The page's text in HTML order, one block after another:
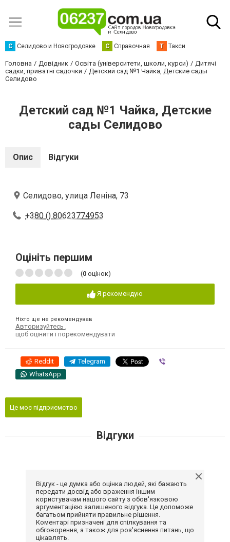
С Селидово и Новогродовке С Справочная Т Такси
Головна Довідник Освіта (університети, школи, курси)
Дитячі
садки, приватні садочки
Детский сад №1 Чайка, Детские сады
Селидово
Детский сад №1 Чайка, Детские
сады Селидово
Опис Відгуки
Селидово, улица Леніна, 73
+380 () 80623774953
Оцініть першим
(0 оцінок)
Я рекомендую
Ніхто ще не рекомендував
Авторизуйтесь
щоб оцінити і порекомендувати
Reddit Telegram
WhatsApp
Це моє підприємство
Відгуки
Відгук - це думка або оцінка людей, які бажають
передати досвід або враження іншим
користувачам нашого сайту з обов'язковою
аргументацією залишеного відгука. Це допоможе
багатьом прийняти правильне рішення.
Коментарі призначені для спілкування та
обговорення, а також для роз'яснення питань, що
цікавлять.